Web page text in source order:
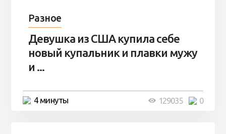
Разное
Девушка из США купила себе
новый купальник и плавки мужу
и ...
4 минуты 0
129035